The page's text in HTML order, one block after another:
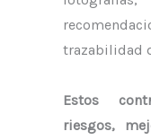
trazabilidad
Estos
riesgos,